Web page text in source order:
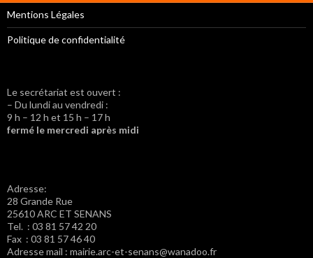
Mentions Légales
Politique de confidentialité
Le secrétariat est ouvert :
– Du lundi au vendredi :
9 h – 12 h et 15 h – 17 h
fermé le mercredi après midi
Adresse:
28 Grande Rue
25610 ARC ET SENANS
Tel. : 03 81 57 42 20
Fax : 03 81 57 46 40
Adresse mail : mairie.arc-et-senans@wanadoo.fr